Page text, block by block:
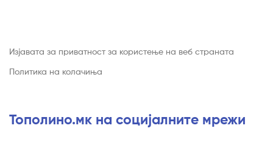
Изјавата за приватност за користење на веб страната
Политика на колачиња
Тополино.мк на социјалните мрежи